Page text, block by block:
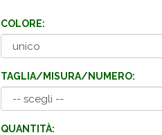
COLORE:
TAGLIA/MISURA/NUMERO:
QUANTITÀ: